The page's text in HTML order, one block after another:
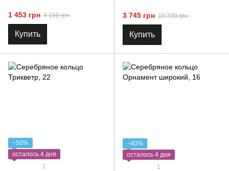
1 453 грн 4 150 грн
Купить
3 745 грн 10 700 грн
Купить
−50%
осталось 4 дня
1
−40%
осталось 4 дня
1